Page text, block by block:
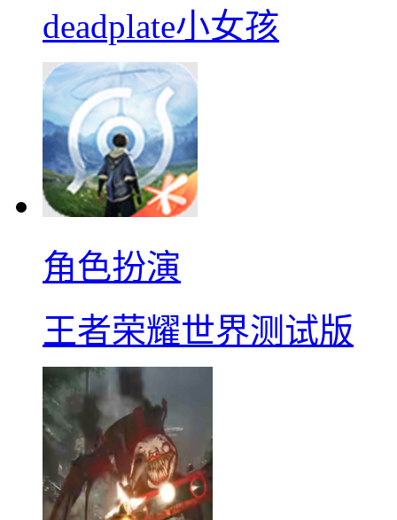
deadplate小女孩
角色扮演
王者荣耀世界测试版